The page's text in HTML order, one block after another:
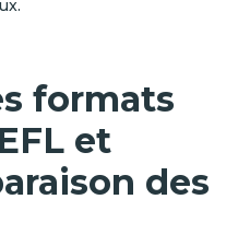
formats
et
des